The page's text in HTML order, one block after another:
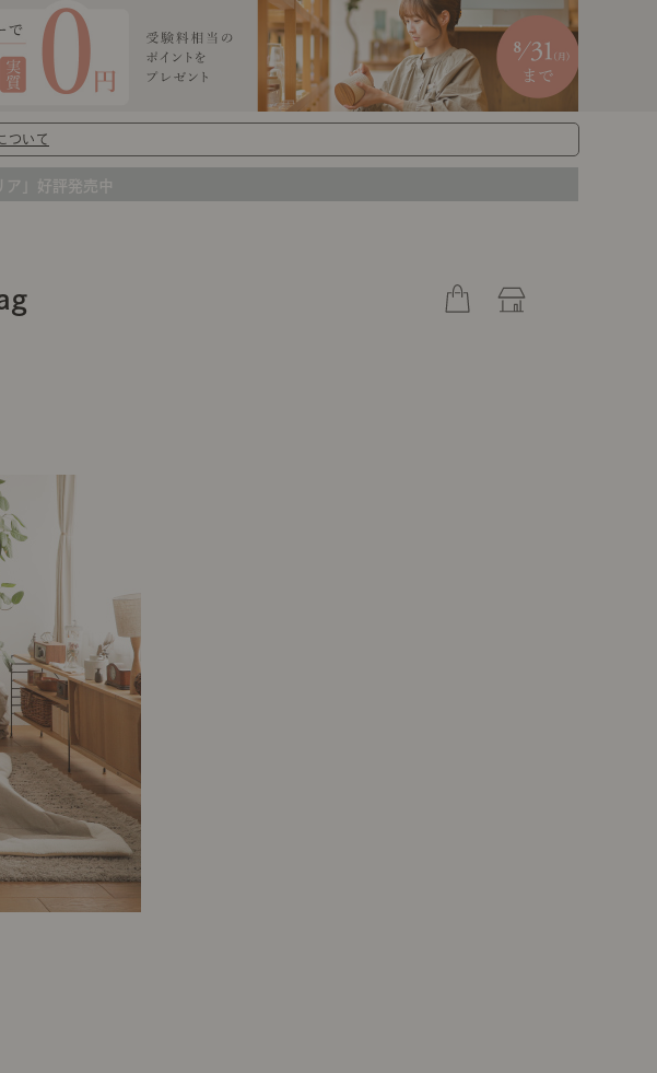
ついて
ア」好評発売中